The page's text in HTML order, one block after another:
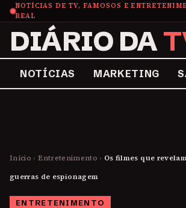
NOTÍCIAS DE TV, FAMOSOS E
REAL
DIÁRIO DA
NOTÍCIAS MARKETING
Início › Entretenimento › Os filmes que
guerras de espionagem
ENTRETENIMENTO